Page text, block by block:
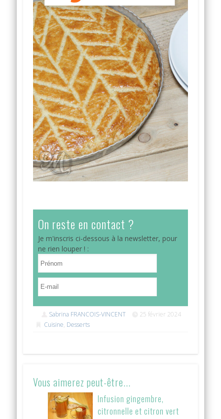
On reste en contact ?
Je m'inscris ci-dessous à la newsletter, pour
ne rien louper ! :
Sabrina FRANCOIS-VINCENT
25 février 2024
Cuisine, Desserts
Vous aimerez peut-être...
Infusion gingembre,
citronnelle et citron vert